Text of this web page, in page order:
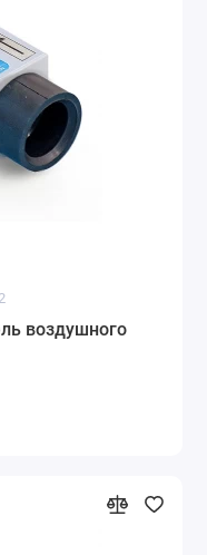
воздушного